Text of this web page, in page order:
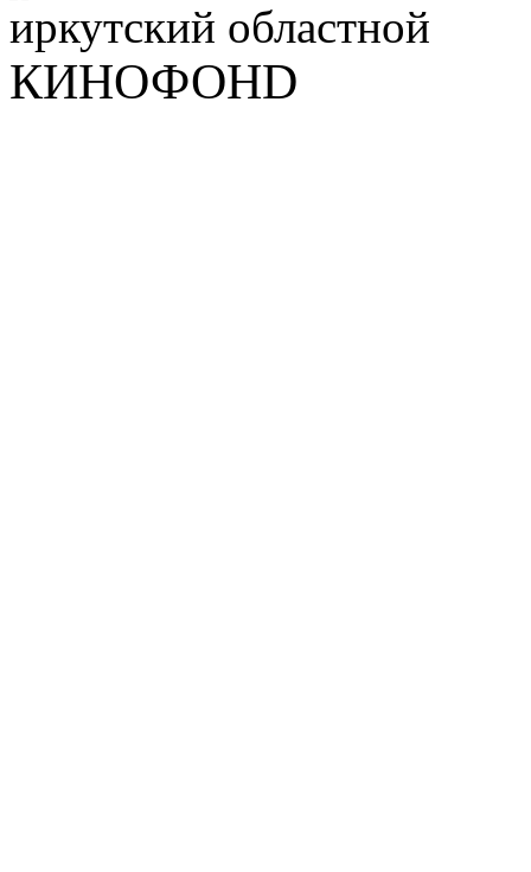
иркутский областной
КИНОФОНD